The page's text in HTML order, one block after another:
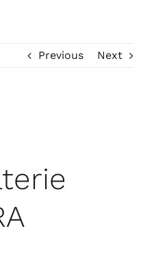
Previous Next